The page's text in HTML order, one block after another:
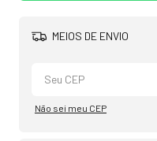
MEIOS DE ENVIO
Não sei meu CEP